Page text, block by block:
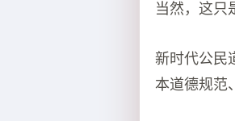
当然，这只
新时代公民
本道德规范